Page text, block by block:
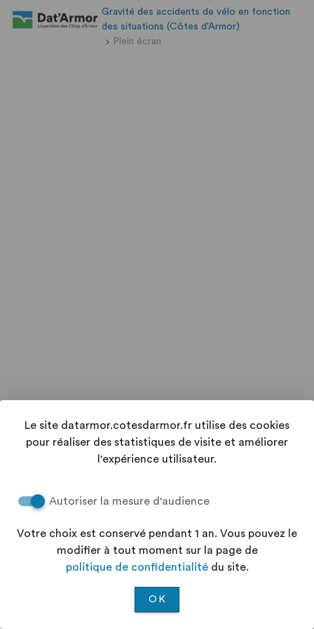
Gravité des accidents de vélo en fonction
des situations (Côtes d'Armor)
Plein écran
Le site datarmor.cotesdarmor.fr utilise des cookies
pour réaliser des statistiques de visite et améliorer
l'expérience utilisateur.
Autoriser la mesure d'audience
Votre choix est conservé pendant 1 an. Vous pouvez le
modifier à tout moment sur la page de
politique de confidentialitédu site.
OK